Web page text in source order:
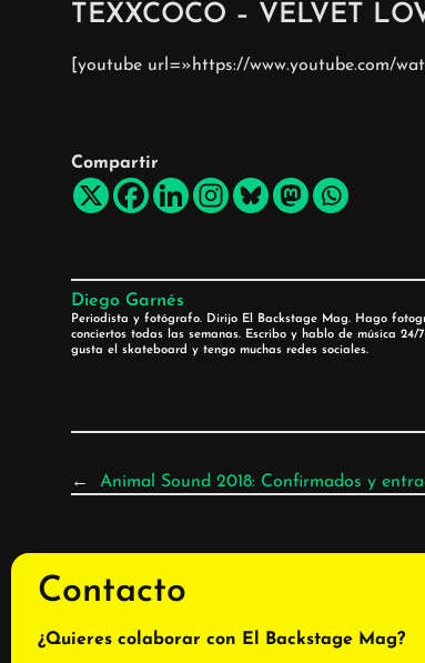
TEXXCOCO – VELVET
[youtube url=»https://www.youtube.com/
Compartir
Diego Garnés
Periodista y fotógrafo. Dirijo El Backstage Mag. Hago
conciertos todas las semanas. Escribo y hablo de música 24/
gusta el skateboard y tengo muchas redes sociales.
← Animal Sound 2018: Confirmados y
Contacto
¿Quieres colaborar con El Backstage Mag?